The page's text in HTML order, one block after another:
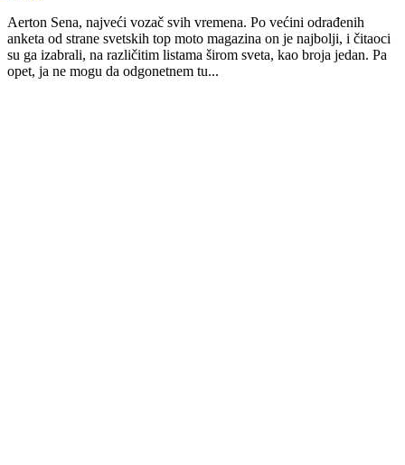
Aerton Sena, najveći vozač svih vremena. Po većini odrađenih
anketa od strane svetskih top moto magazina on je najbolji, i čitaoci
su ga izabrali, na različitim listama širom sveta, kao broja jedan. Pa
opet, ja ne mogu da odgonetnem tu...